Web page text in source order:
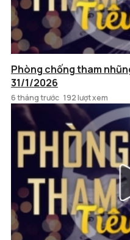
Phòng chống tham
31/1/2026
6 tháng trước 192 lượt xem